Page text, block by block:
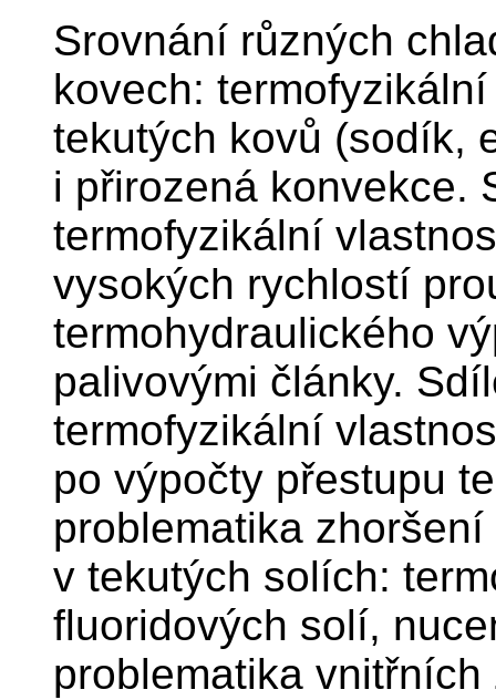
Srovnání různých
kovech:
tekutých kovů (sodík,
i přirozená konvekce.
termofyzikální
vysokých rychlostí
termohydraulického
palivovými články.
termofyzikální
po výpočty přestupu
problematika
v tekutých solích:
fluoridových solí,
problematika